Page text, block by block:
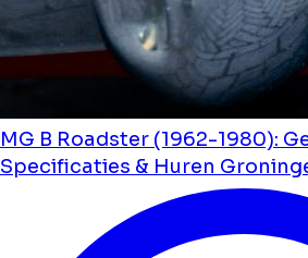
MG B Roadster (1962-1980):
Specificaties & Huren